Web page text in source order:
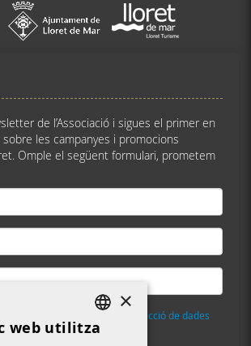
de l’Associació i sigues el primer en
les campanyes i promocions
Omple el següent formulari, prometem
Política de privacitat i protecció de dades
DEFAULT LANGUAGE
×
web utilitza